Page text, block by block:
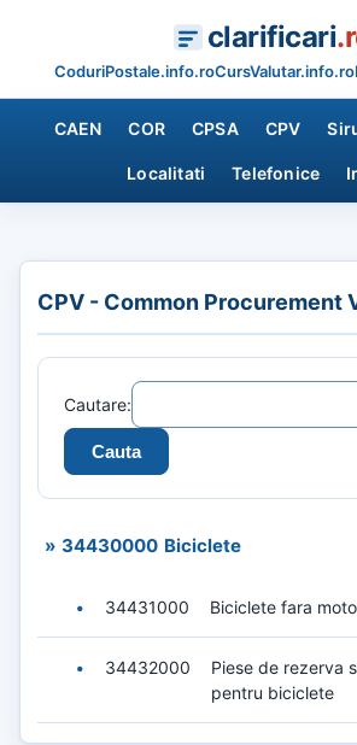
clarificari
CoduriPostale.info.roCursValutar.info.ro
CAEN COR CPSA CPV
Localitati Telefonice
CPV - Common Procurement
Cautare:
» 34430000 Biciclete
• 34431000 Biciclete fara
• 34432000
Piese de rezerva
pentru biciclete